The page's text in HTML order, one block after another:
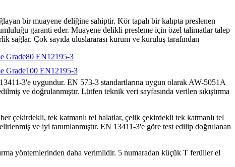
Grade80 EN12195-3
Grade100 EN12195-3
bir muayene deliğine sahiptir. Kör tapalı bir kalıpta preslenen
garanti eder. Muayene delikli presleme için özel talimatlar talep
sağlar. Çok sayıda uluslararası kurum ve kuruluş tarafından
3'e uygundur. EN 573-3 standartlarına uygun olarak AW-5051A
ve doğrulanmıştır. Lütfen teknik veri sayfasında verilen sıkıştırma
çekirdekli, tek katmanlı tel halatlar, çelik çekirdekli tek katmanlı tel
ve iyi tanımlanmıştır. EN 13411-3'e göre test edilip doğrulanan
yöntemlerinden daha verimlidir. 5 numaradan küçük T ferüller el